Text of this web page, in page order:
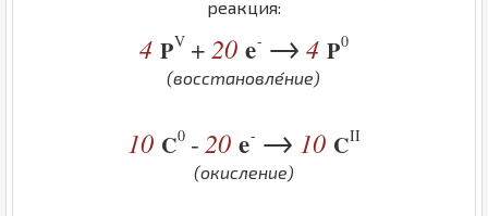
реакция:
4 PV + 20 e- → 4 P0
(восстановле́ние)
10 C0 - 20 e- → 10 CII
(окисление)